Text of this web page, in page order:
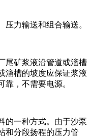
力输送和组合输送。
尾矿浆液沿管道或溜槽
溜槽的坡度应保证浆液
，不需要电源。
的一种方式。由于沙泵
和分段扬程的压力管